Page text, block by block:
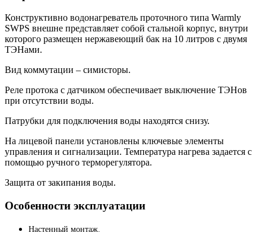
Конструктивно водонагреватель проточного типа Warmly
SWPS внешне представляет собой стальной корпус, внутри
которого размещен нержавеющий бак на 10 литров с двумя
ТЭНами.
Вид коммутации – симисторы.
Реле протока с датчиком обеспечивает выключение ТЭНов
при отсутствии воды.
Патрубки для подключения воды находятся снизу.
На лицевой панели установлены ключевые элементы
управления и сигнализации. Температура нагрева задается с
помощью ручного терморегулятора.
Защита от закипания воды.
Особенности эксплуатации
Настенный монтаж.